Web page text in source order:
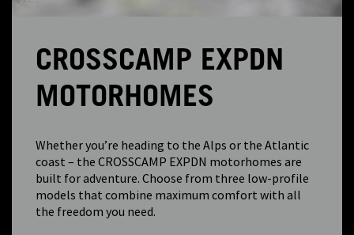
CROSSCAMP EXPDN
MOTORHOMES
Whether you’re heading to the Alps or the Atlantic
coast – the CROSSCAMP EXPDN motorhomes are
built for adventure. Choose from three low-profile
models that combine maximum comfort with all
the freedom you need.